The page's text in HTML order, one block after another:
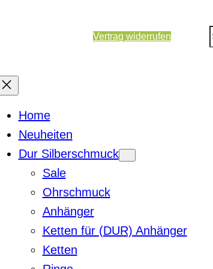
Vertrag widerrufen
Home
Neuheiten
Dur Silberschmuck
Sale
Ohrschmuck
Anhänger
Ketten für (DUR) Anhänger
Ketten